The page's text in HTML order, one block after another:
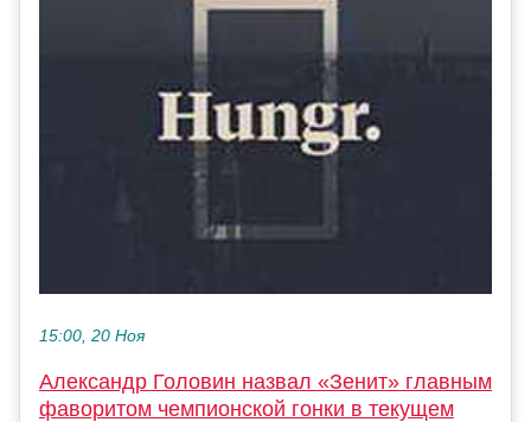
15:00, 20 Ноя
Александр Головин назвал «Зенит» главным
фаворитом чемпионской гонки в текущем